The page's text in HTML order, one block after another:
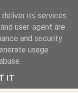
нови книги
·
its services
user-agent are
and security
usage
IT